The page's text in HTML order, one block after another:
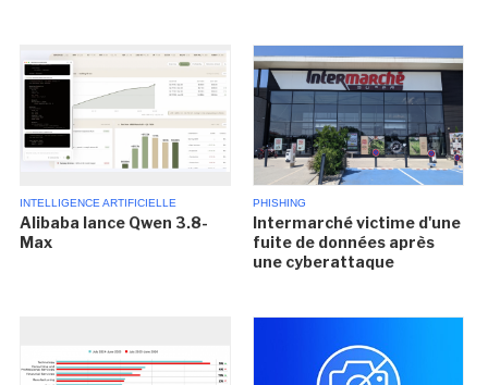
INTELLIGENCE ARTIFICIELLE
Alibaba lance Qwen 3.8-
Max
PHISHING
Intermarché victime d'une
fuite de données après
une cyberattaque